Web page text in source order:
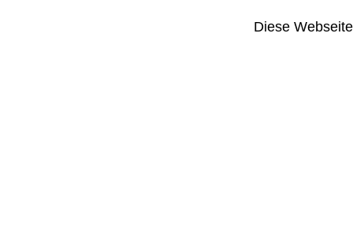
Diese